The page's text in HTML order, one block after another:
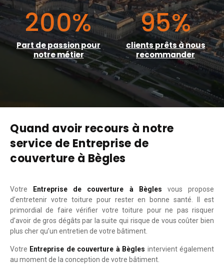
200%
Part de passion pour
notre métier
95%
clients prêts à nous
recommander
Quand avoir recours à notre
service de Entreprise de
couverture à Bègles
Votre Entreprise de couverture à Bègles vous propose
d’entretenir votre toiture pour rester en bonne santé. Il est
primordial de faire vérifier votre toiture pour ne pas risquer
d’avoir de gros dégâts par la suite qui risque de vous coûter bien
plus cher qu’un entretien de votre bâtiment.
Votre Entreprise de couverture à Bègles intervient également
au moment de la conception de votre bâtiment.